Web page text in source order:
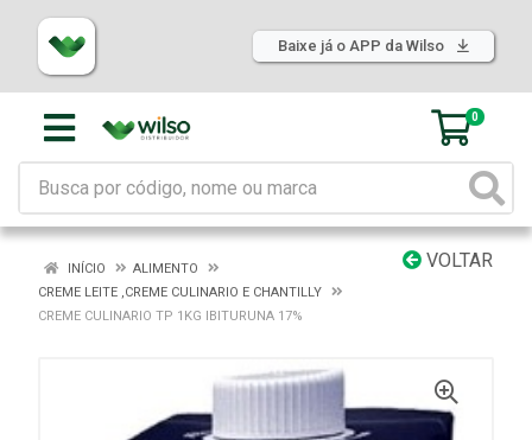
Baixe já o APP da Wilso
0
VOLTAR
INÍCIO
ALIMENTO
CREME LEITE ,CREME CULINARIO E CHANTILLY
CREME CULINARIO TP 1KG IBITURUNA 17%